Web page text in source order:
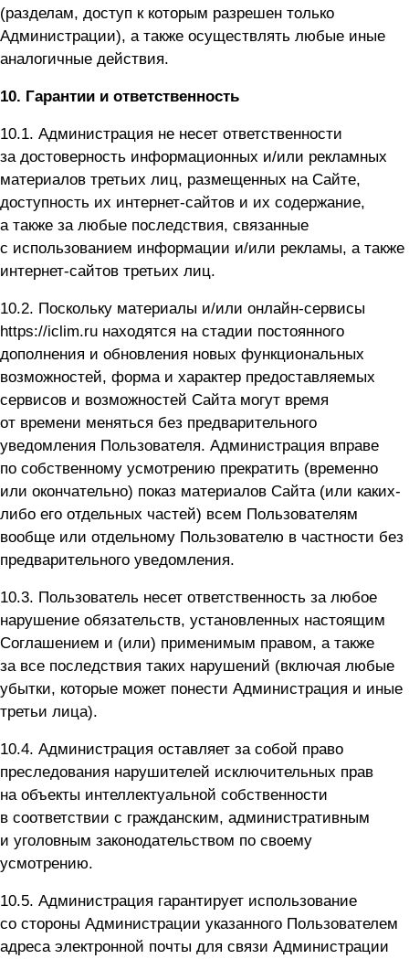
(разделам, доступ к которым разрешен только
Администрации), а также осуществлять любые иные
аналогичные действия.
10. Гарантии и ответственность
10.1. Администрация не несет ответственности
за достоверность информационных и/или рекламных
материалов третьих лиц, размещенных на Сайте,
доступность их интернет-сайтов и их содержание,
а также за любые последствия, связанные
с использованием информации и/или рекламы, а также
интернет-сайтов третьих лиц.
10.2. Поскольку материалы и/или онлайн-сервисы
https://iclim.ru находятся на стадии постоянного
дополнения и обновления новых функциональных
возможностей, форма и характер предоставляемых
сервисов и возможностей Сайта могут время
от времени меняться без предварительного
уведомления Пользователя. Администрация вправе
по собственному усмотрению прекратить (временно
или окончательно) показ материалов Сайта (или каких-
либо его отдельных частей) всем Пользователям
вообще или отдельному Пользователю в частности без
предварительного уведомления.
10.3. Пользователь несет ответственность за любое
нарушение обязательств, установленных настоящим
Соглашением и (или) применимым правом, а также
за все последствия таких нарушений (включая любые
убытки, которые может понести Администрация и иные
третьи лица).
10.4. Администрация оставляет за собой право
преследования нарушителей исключительных прав
на объекты интеллектуальной собственности
в соответствии с гражданским, административным
и уголовным законодательством по своему
усмотрению.
10.5. Администрация гарантирует использование
со стороны Администрации указанного Пользователем
адреса электронной почты для связи Администрации